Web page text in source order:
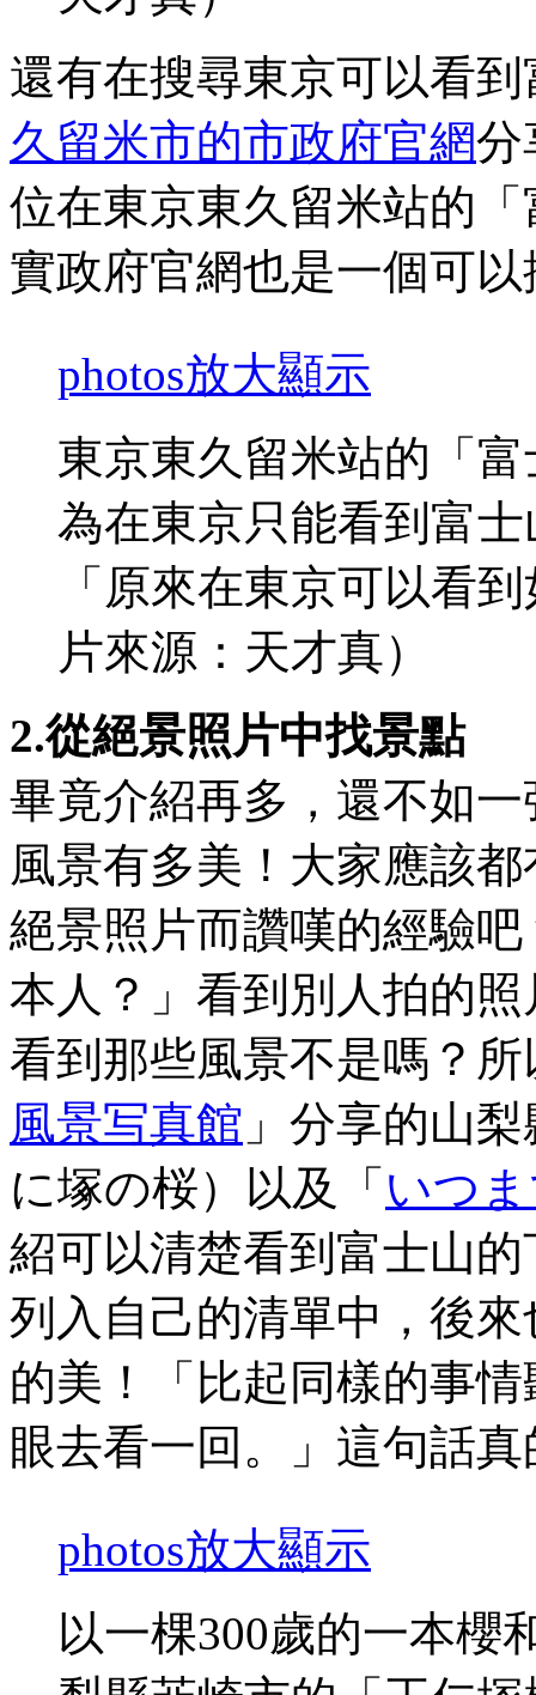
還有在搜尋東京可以看
久留米市的市政府官網分
位在東京東久留米站的
實政府官網也是一個可
photos放大顯示
東京東久留米站的「
為在東京只能看到富
「原來在東京可以看
片來源：天才真）
2.從絕景照片中找景點
畢竟介紹再多，還不如
風景有多美！大家應該
絕景照片而讚嘆的經驗
本人？」看到別人拍的
看到那些風景不是嗎？
風景写真館 」分享的山
に塚の桜）以及「 いつ
紹可以清楚看到富士山
列入自己的清單中，後
的美！「比起同樣的事
眼去看一回。」這句話
photos放大顯示
以一棵300歲的一本櫻